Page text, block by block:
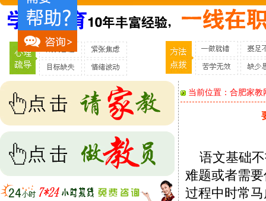
当前位置： 合肥家教
语文基础不
难题或者需
过程中时常